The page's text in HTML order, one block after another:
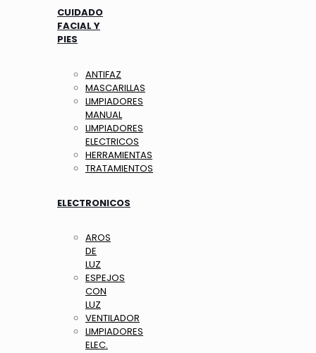
CUIDADO
FACIAL Y
PIES
ANTIFAZ
MASCARILLAS
LIMPIADORES
MANUAL
LIMPIADORES
ELECTRICOS
HERRAMIENTAS
TRATAMIENTOS
ELECTRONICOS
AROS
DE
LUZ
ESPEJOS
CON
LUZ
VENTILADOR
LIMPIADORES
ELEC.